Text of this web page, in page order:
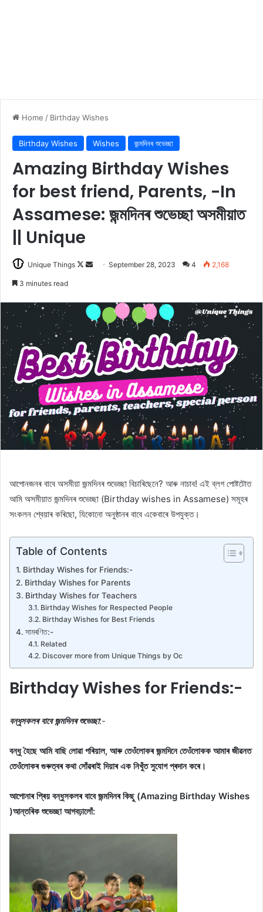
Home / Birthday Wishes
Birthday Wishes Wishes জন্মদিনৰ শুভেচ্ছা
Amazing Birthday Wishes
for best friend, Parents, -In
Assamese: জন্মদিনৰ শুভেচ্ছা অসমীয়াত
|| Unique
Unique Things
Follow
SendSeptember 28, 2023 4 2,168
3 minutes read
আপোনজনৰ বাবে অসমীয়া জন্মদিনৰ শুভেচ্ছা বিচাৰিছেনে? আৰু নাচাব! এই ব্লগ পোষ্টটোত
আমি অসমীয়াত জন্মদিনৰ শুভেচ্ছা (Birthday wishes in Assamese) সমূহৰ
সংকলন শ্বেয়াৰ কৰিছো, যিকোনো অনুষ্ঠানৰ বাবে একেবাৰে উপযুক্ত।
Table of Contents
Birthday Wishes for Friends:-
Birthday Wishes for Parents
Birthday Wishes for Teachers
Birthday Wishes for Respected People
Birthday Wishes for Best Friends
সামৰণিত:-
Related
Discover more from Unique Things by Oc
Birthday Wishes for Friends:-
বন্ধুসকলৰ বাবে জন্মদিনৰ শুভেচ্ছা:-
বন্ধু হৈছে আমি বাছি লোৱা পৰিয়াল, আৰু তেওঁলোকৰ জন্মদিনে তেওঁলোকক আমাৰ জীৱনত
তেওঁলোকৰ গুৰুত্বৰ কথা সোঁৱৰাই দিয়াৰ এক নিখুঁত সুযোগ প্ৰদান কৰে।
আপোনাৰ প্ৰিয় বন্ধুসকলৰ বাবে জন্মদিনৰ কিছু (Amazing Birthday Wishes
)আন্তৰিক শুভেচ্ছা আগবঢ়ালোঁ: